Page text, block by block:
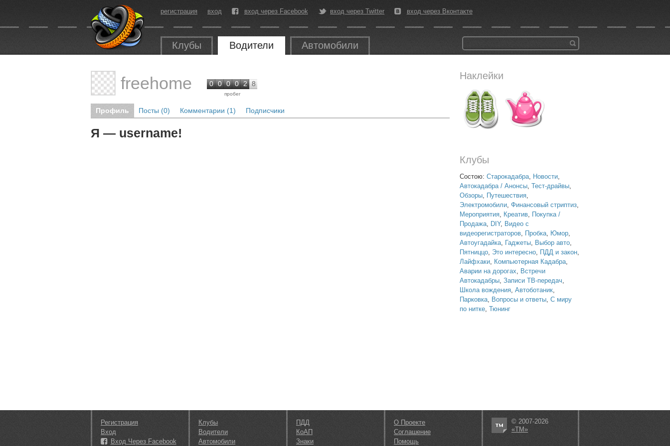
регистрация вход вход через Facebook вход через Twitter вход через Вконтакте
Клубы Водители Автомобили
Наклейки
Клубы
Состою: Старокадабра, Новости,
Автокадабра / Анонсы, Тест-драйвы,
Обзоры, Путешествия,
Электромобили, Финансовый стриптиз,
Мероприятия, Креатив, Покупка /
Продажа, DIY, Видео с
видеорегистраторов, Пробка, Юмор,
Автоугадайка, Гаджеты, Выбор авто,
Пятниццо, Это интересно, ПДД и закон,
Лайфхаки, Компьютерная Кадабра,
Аварии на дорогах, Встречи
Автокадабры, Записи ТВ-передач,
Школа вождения, Автоботаник,
Парковка, Вопросы и ответы, С миру
по нитке, Тюнинг
freehome 0 0 0 0 2 8
пробег
Профиль Посты (0) Комментарии (1) Подписчики
Я — username!
Регистрация
Вход
Вход Через Facebook
Клубы
Водители
Автомобили
ПДД
КоАП
Знаки
О Проекте
Соглашение
Помощь
© 2007-2026
«ТМ»